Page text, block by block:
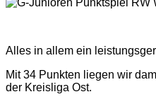
Alles in allem ein
Mit 34 Punkten liegen wir
der Kreisliga Ost.